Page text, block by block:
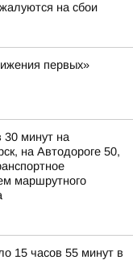
на сбои
первых»
30 минут на
на Автодороге 50,
маршрутного
15 часов 55 минут в